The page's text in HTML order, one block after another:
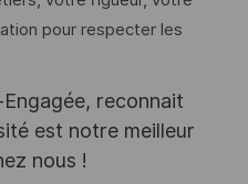
pour respecter les
reconnait
est notre meilleur
nous !